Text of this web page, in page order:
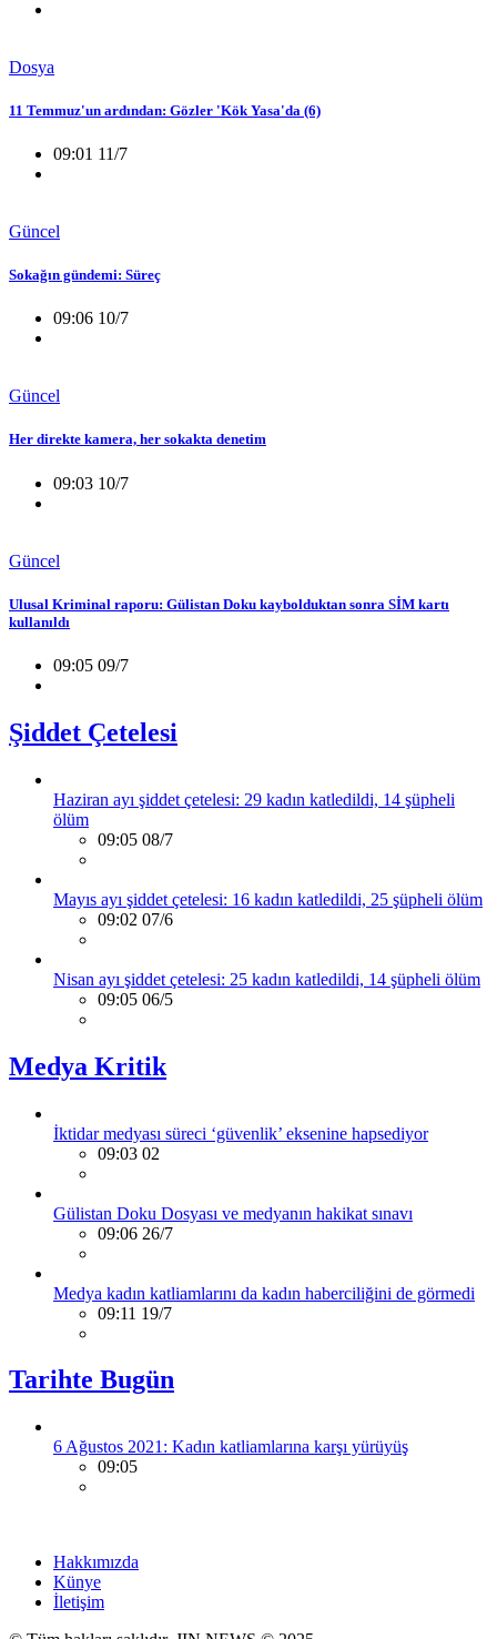
Dosya
11 Temmuz'un ardından: Gözler 'Kök Yasa'da (6)
09:01 11/7
Güncel
Sokağın gündemi: Süreç
09:06 10/7
Güncel
Her direkte kamera, her sokakta denetim
09:03 10/7
Güncel
Ulusal Kriminal raporu: Gülistan Doku kaybolduktan sonra SİM kartı
kullanıldı
09:05 09/7
Şiddet Çetelesi
Haziran ayı şiddet çetelesi: 29 kadın katledildi, 14 şüpheli
ölüm
09:05 08/7
Mayıs ayı şiddet çetelesi: 16 kadın katledildi, 25 şüpheli ölüm
09:02 07/6
Nisan ayı şiddet çetelesi: 25 kadın katledildi, 14 şüpheli ölüm
09:05 06/5
Medya Kritik
İktidar medyası süreci ‘güvenlik’ eksenine hapsediyor
09:03 02
Gülistan Doku Dosyası ve medyanın hakikat sınavı
09:06 26/7
Medya kadın katliamlarını da kadın haberciliğini de görmedi
09:11 19/7
Tarihte Bugün
6 Ağustos 2021: Kadın katliamlarına karşı yürüyüş
09:05
Hakkımızda
Künye
İletişim